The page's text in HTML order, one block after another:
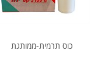
כוס תרמית-ממותגת